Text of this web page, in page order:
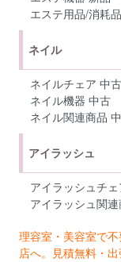
エステ用品/消耗品
ネイル
ネイルチェア 中古
ネイル機器 中古
ネイル関連商品
アイラッシュ
アイラッシュチ
アイラッシュ関
理容室・美容室で
店へ。見積無料・